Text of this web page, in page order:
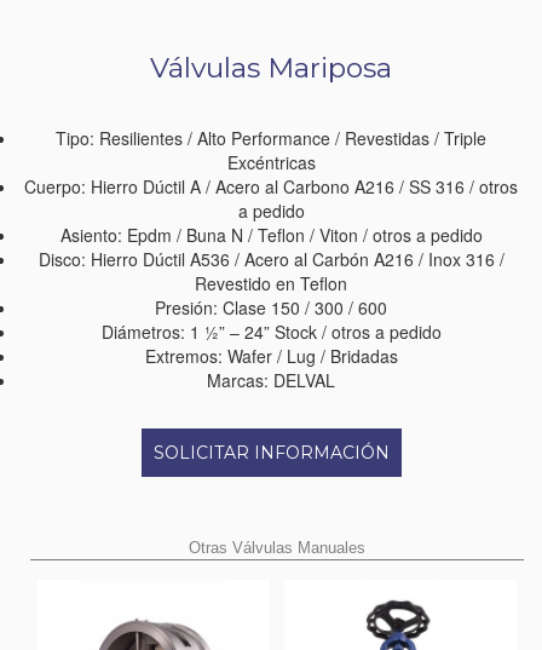
Válvulas Mariposa
Tipo: Resilientes / Alto Performance / Revestidas / Triple
Excéntricas
Cuerpo: Hierro Dúctil A / Acero al Carbono A216 / SS 316 / otros
a pedido
Asiento: Epdm / Buna N / Teflon / Viton / otros a pedido
Disco: Hierro Dúctil A536 / Acero al Carbón A216 / Inox 316 /
Revestido en Teflon
Presión: Clase 150 / 300 / 600
Diámetros: 1 ½” – 24” Stock / otros a pedido
Extremos: Wafer / Lug / Bridadas
Marcas: DELVAL
SOLICITAR INFORMACIÓN
Otras Válvulas Manuales